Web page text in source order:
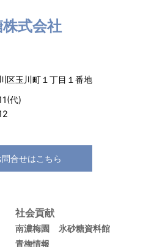
式会社
区玉川町１丁目１番地
代)
合せはこちら
社会貢献
南濃梅園
氷砂糖資料館
青梅情報